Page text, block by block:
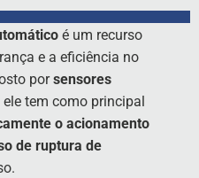
é um recurso
e a eficiência no
porsensores
ele tem como principal
o acionamento
de ruptura de